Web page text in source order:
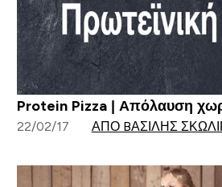
Protein Pizza | Απόλαυση
22/02/17 ΑΠΌ BΑΣΊΛΗΣ